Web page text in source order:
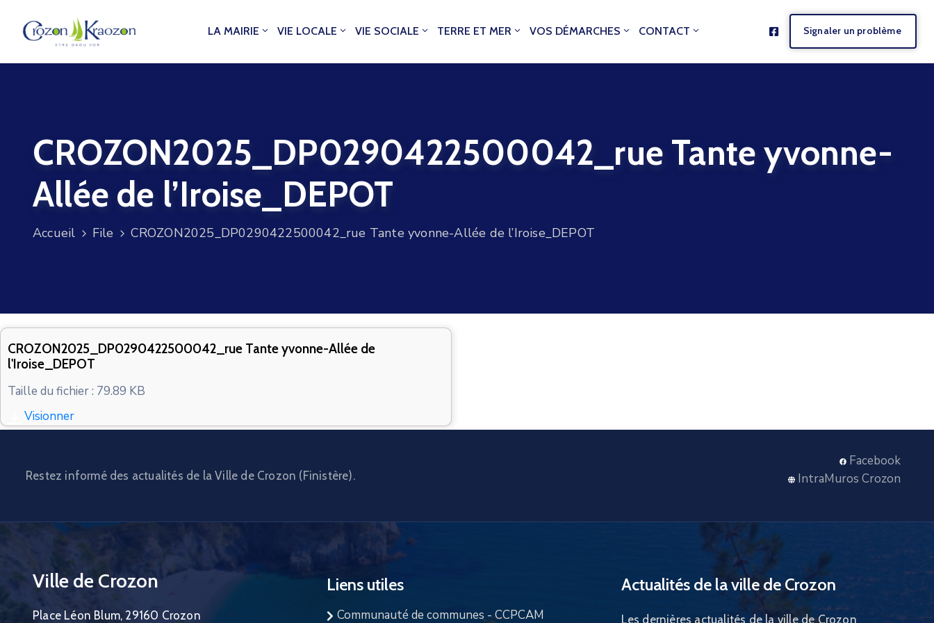
LA MAIRIE VIE LOCALE VIE SOCIALE TERRE ET MER VOS DÉMARCHES CONTACT Signaler un problème
CROZON2025_DP0290422500042_rue Tante yvonne-
Allée de l’Iroise_DEPOT
Accueil File CROZON2025_DP0290422500042_rue Tante yvonne-Allée de l’Iroise_DEPOT
CROZON2025_DP0290422500042_rue Tante yvonne-Allée de
l'Iroise_DEPOT
Taille du fichier : 79.89 KB
Visionner
Restez informé des actualités de la Ville de Crozon (Finistère).
Facebook
IntraMuros Crozon
Ville de Crozon
Place Léon Blum, 29160 Crozon
Liens utiles
Communauté de communes - CCPCAM
Actualités de la ville de Crozon
Les dernières actualités de la ville de Crozon